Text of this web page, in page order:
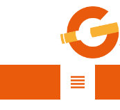
view_headline